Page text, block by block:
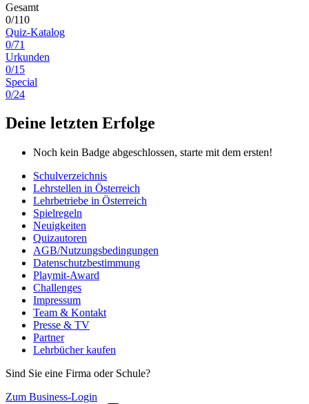
Gesamt
0/110
Quiz-Katalog
0/71
Urkunden
0/15
Special
0/24
Deine letzten Erfolge
Noch kein Badge abgeschlossen, starte mit dem ersten!
Schulverzeichnis
Lehrstellen in Österreich
Lehrbetriebe in Österreich
Spielregeln
Neuigkeiten
Quizautoren
AGB/Nutzungsbedingungen
Datenschutzbestimmung
Playmit-Award
Challenges
Impressum
Team & Kontakt
Presse & TV
Partner
Lehrbücher kaufen
Sind Sie eine Firma oder Schule?
Zum Business-Login